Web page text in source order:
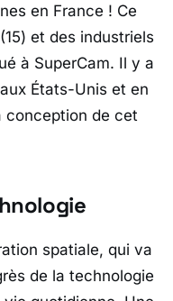
en France ! Ce
et des industriels
à SuperCam. Il y a
États-Unis et en
conception de cet
spatiale, qui va
de la technologie